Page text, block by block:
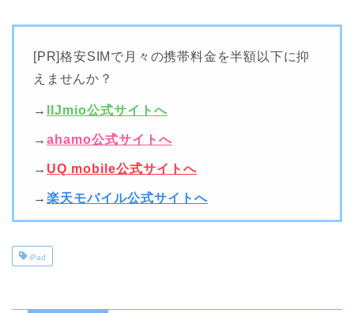
[PR]格安SIMで月々の携帯料金を半額以下に抑
えませんか？
→ IIJmio公式サイトへ
→ ahamo公式サイトへ
→ UQ mobile公式サイトへ
→ 楽天モバイル公式サイトへ
iPad